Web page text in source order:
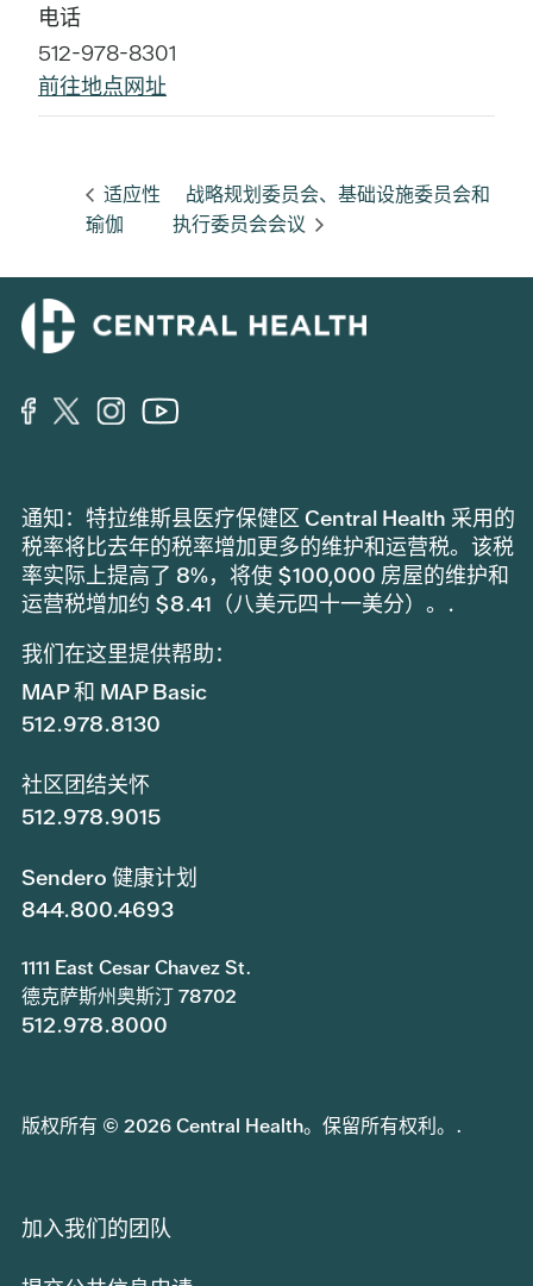
电话
512-978-8301
前往地点网址
适应性
瑜伽
战略规划委员会、基础设施委员会和
执行委员会会议
通知：特拉维斯县医疗保健区 Central Health 采用的
税率将比去年的税率增加更多的维护和运营税。该税
率实际上提高了 8%，将使 $100,000 房屋的维护和
运营税增加约 $8.41（八美元四十一美分）。.
我们在这里提供帮助：
MAP 和 MAP Basic
512.978.8130
社区团结关怀
512.978.9015
Sendero 健康计划
844.800.4693
1111 East Cesar Chavez St.
德克萨斯州奥斯汀 78702
512.978.8000
版权所有 © 2026 Central Health。保留所有权利。.
加入我们的团队